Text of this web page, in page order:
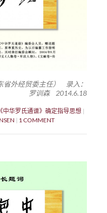
省外经贸委主任） 录入：
罗训森 2014.6.18
华罗氏通谱》确定指导思想
1 COMMENT